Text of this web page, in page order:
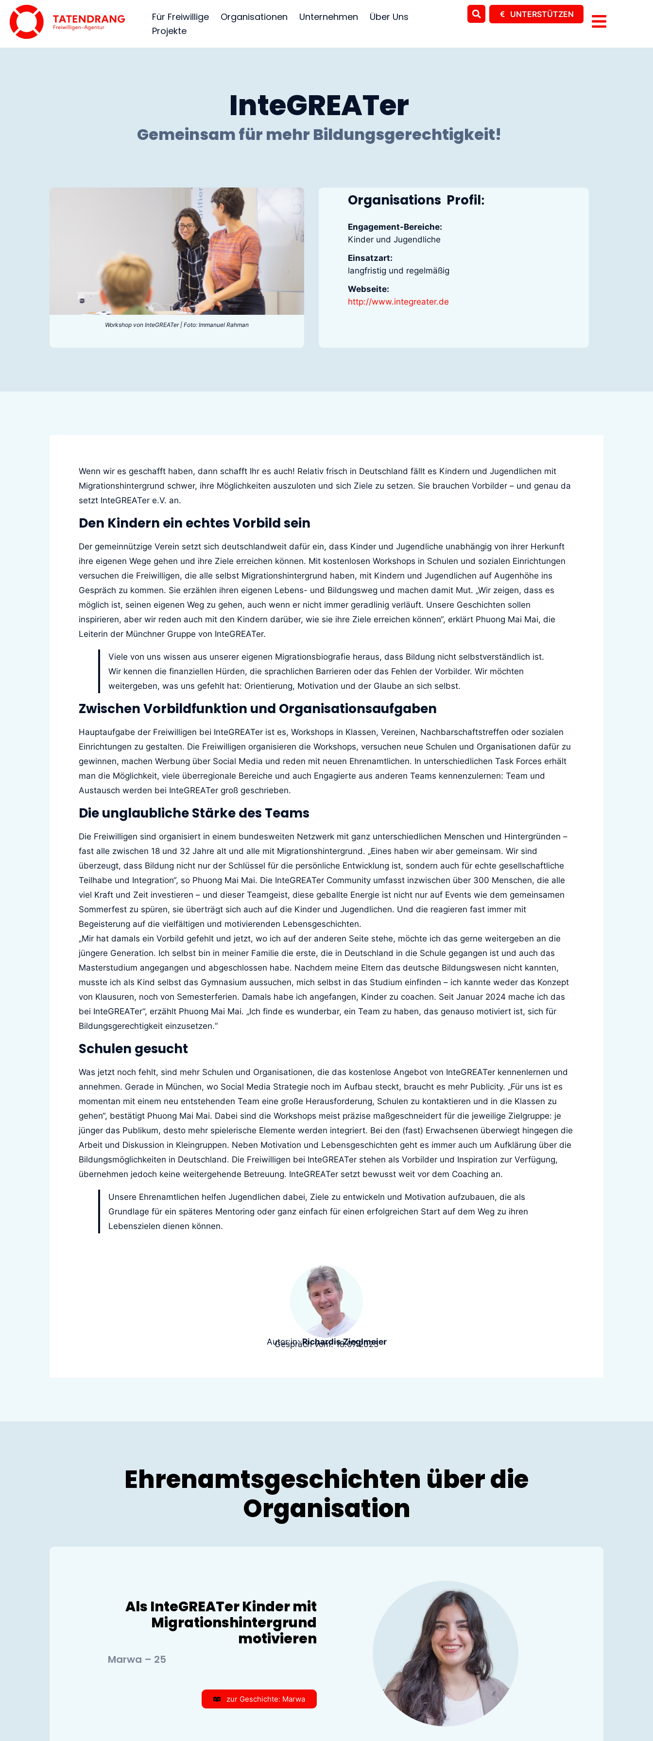
Für Freiwillige Organisationen Unternehmen
Über Uns
Projekte
UNTERSTÜTZEN
InteGREATer
Gemeinsam für mehr Bildungsgerechtigkeit!
Workshop von InteGREATer | Foto: Immanuel Rahman
Organisations Profil:
Engagement-Bereiche:
Kinder und Jugendliche
Einsatzart:
langfristig und regelmäßig
Webseite:
http://www.integreater.de
Wenn wir es geschafft haben, dann schafft Ihr es auch! Relativ frisch in Deutschland fällt es Kindern und Jugendlichen mit
Migrationshintergrund schwer, ihre Möglichkeiten auszuloten und sich Ziele zu setzen. Sie brauchen Vorbilder – und genau da
setzt InteGREATer e.V. an.
Den Kindern ein echtes Vorbild sein
Der gemeinnützige Verein setzt sich deutschlandweit dafür ein, dass Kinder und Jugendliche unabhängig von ihrer Herkunft
ihre eigenen Wege gehen und ihre Ziele erreichen können. Mit kostenlosen Workshops in Schulen und sozialen Einrichtungen
versuchen die Freiwilligen, die alle selbst Migrationshintergrund haben, mit Kindern und Jugendlichen auf Augenhöhe ins
Gespräch zu kommen. Sie erzählen ihren eigenen Lebens- und Bildungsweg und machen damit Mut. „Wir zeigen, dass es
möglich ist, seinen eigenen Weg zu gehen, auch wenn er nicht immer geradlinig verläuft. Unsere Geschichten sollen
inspirieren, aber wir reden auch mit den Kindern darüber, wie sie ihre Ziele erreichen können“, erklärt Phuong Mai Mai, die
Leiterin der Münchner Gruppe von InteGREATer.
Viele von uns wissen aus unserer eigenen Migrationsbiografie heraus, dass Bildung nicht selbstverständlich ist.
Wir kennen die finanziellen Hürden, die sprachlichen Barrieren oder das Fehlen der Vorbilder. Wir möchten
weitergeben, was uns gefehlt hat: Orientierung, Motivation und der Glaube an sich selbst.
Zwischen Vorbildfunktion und Organisationsaufgaben
Hauptaufgabe der Freiwilligen bei InteGREATer ist es, Workshops in Klassen, Vereinen, Nachbarschaftstreffen oder sozialen
Einrichtungen zu gestalten. Die Freiwilligen organisieren die Workshops, versuchen neue Schulen und Organisationen dafür zu
gewinnen, machen Werbung über Social Media und reden mit neuen Ehrenamtlichen. In unterschiedlichen Task Forces erhält
man die Möglichkeit, viele überregionale Bereiche und auch Engagierte aus anderen Teams kennenzulernen: Team und
Austausch werden bei InteGREATer groß geschrieben.
Die unglaubliche Stärke des Teams
Die Freiwilligen sind organisiert in einem bundesweiten Netzwerk mit ganz unterschiedlichen Menschen und Hintergründen –
fast alle zwischen 18 und 32 Jahre alt und alle mit Migrationshintergrund. „Eines haben wir aber gemeinsam. Wir sind
überzeugt, dass Bildung nicht nur der Schlüssel für die persönliche Entwicklung ist, sondern auch für echte gesellschaftliche
Teilhabe und Integration“, so Phuong Mai Mai. Die InteGREATer Community umfasst inzwischen über 300 Menschen, die alle
viel Kraft und Zeit investieren – und dieser Teamgeist, diese geballte Energie ist nicht nur auf Events wie dem gemeinsamen
Sommerfest zu spüren, sie überträgt sich auch auf die Kinder und Jugendlichen. Und die reagieren fast immer mit
Begeisterung auf die vielfältigen und motivierenden Lebensgeschichten.
„Mir hat damals ein Vorbild gefehlt und jetzt, wo ich auf der anderen Seite stehe, möchte ich das gerne weitergeben an die
jüngere Generation. Ich selbst bin in meiner Familie die erste, die in Deutschland in die Schule gegangen ist und auch das
Masterstudium angegangen und abgeschlossen habe. Nachdem meine Eltern das deutsche Bildungswesen nicht kannten,
musste ich als Kind selbst das Gymnasium aussuchen, mich selbst in das Studium einfinden – ich kannte weder das Konzept
von Klausuren, noch von Semesterferien. Damals habe ich angefangen, Kinder zu coachen. Seit Januar 2024 mache ich das
bei InteGREATer“, erzählt Phuong Mai Mai. „Ich finde es wunderbar, ein Team zu haben, das genauso motiviert ist, sich für
Bildungsgerechtigkeit einzusetzen.“
Schulen gesucht
Was jetzt noch fehlt, sind mehr Schulen und Organisationen, die das kostenlose Angebot von InteGREATer kennenlernen und
annehmen. Gerade in München, wo Social Media Strategie noch im Aufbau steckt, braucht es mehr Publicity. „Für uns ist es
momentan mit einem neu entstehenden Team eine große Herausforderung, Schulen zu kontaktieren und in die Klassen zu
gehen“, bestätigt Phuong Mai Mai. Dabei sind die Workshops meist präzise maßgeschneidert für die jeweilige Zielgruppe: je
jünger das Publikum, desto mehr spielerische Elemente werden integriert. Bei den (fast) Erwachsenen überwiegt hingegen die
Arbeit und Diskussion in Kleingruppen. Neben Motivation und Lebensgeschichten geht es immer auch um Aufklärung über die
Bildungsmöglichkeiten in Deutschland. Die Freiwilligen bei InteGREATer stehen als Vorbilder und Inspiration zur Verfügung,
übernehmen jedoch keine weitergehende Betreuung. InteGREATer setzt bewusst weit vor dem Coaching an.
Unsere Ehrenamtlichen helfen Jugendlichen dabei, Ziele zu entwickeln und Motivation aufzubauen, die als
Grundlage für ein späteres Mentoring oder ganz einfach für einen erfolgreichen Start auf dem Weg zu ihren
Lebenszielen dienen können.
Autor:in:Richardis Zieglmeier
Gespräch vom: 18.07.2025
Ehrenamtsgeschichten über die
Organisation
Als InteGREATer Kinder mit
Migrationshintergrund
motivieren
Marwa – 25
zur Geschichte: Marwa